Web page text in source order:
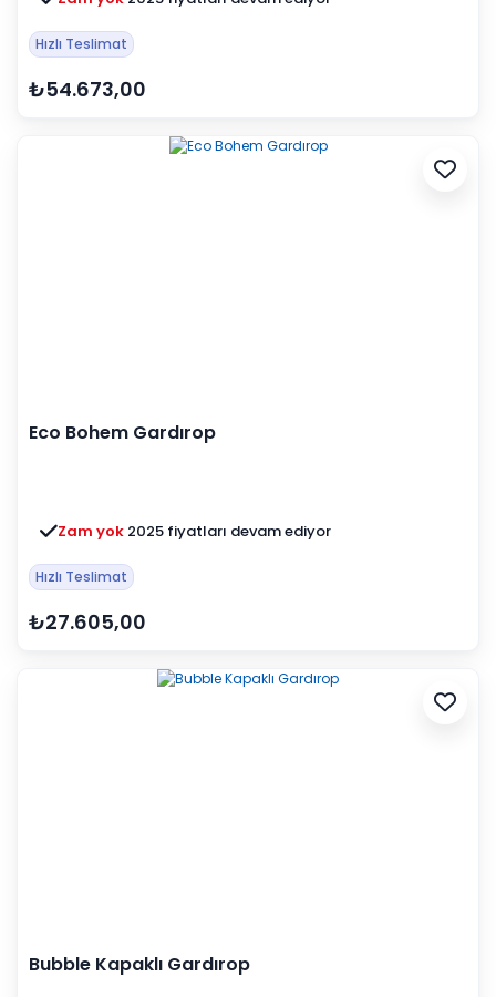
Hızlı Teslimat
₺54.673,00
Eco Bohem Gardırop
Zam yok 2025 fiyatları devam ediyor
Hızlı Teslimat
₺27.605,00
Bubble Kapaklı Gardırop